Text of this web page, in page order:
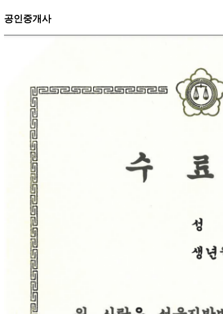
공인중개사